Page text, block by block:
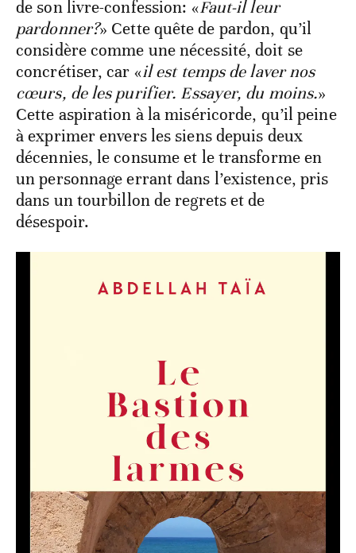
de son livre-confession: «Faut-il leur
pardonner?» Cette quête de pardon, qu’il
considère comme une nécessité, doit se
concrétiser, car «il est temps de laver nos
cœurs, de les purifier. Essayer, du moins.»
Cette aspiration à la miséricorde, qu’il peine
à exprimer envers les siens depuis deux
décennies, le consume et le transforme en
un personnage errant dans l’existence, pris
dans un tourbillon de regrets et de
désespoir.